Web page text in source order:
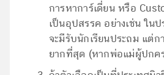
การหาการ์เดี่ยน หรือ
เป็นอุปสรรค อย่างเช่น ใน
จะมีรับนักเรียนประถม แต่
ยากที่สุด (หากพ่อแม่ผู้ปกค